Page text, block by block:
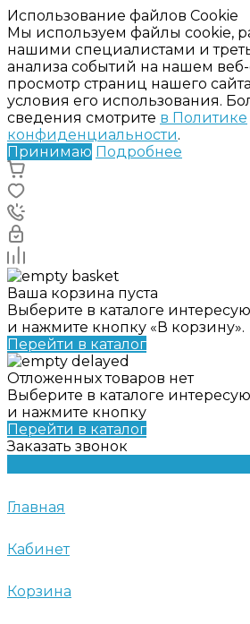
Использование файлов Cookie
Мы используем файлы cookie,
нашими специалистами и
анализа событий на нашем
просмотр страниц нашего
условия его использования.
сведения смотрите в Политике
конфиденциальности.
Принимаю Подробнее
Ваша корзина пуста
Выберите в каталоге
и нажмите кнопку «В корзину».
Перейти в каталог
Отложенных товаров нет
Выберите в каталоге
и нажмите кнопку
Перейти в каталог
Заказать звонок
Главная
Кабинет
Корзина